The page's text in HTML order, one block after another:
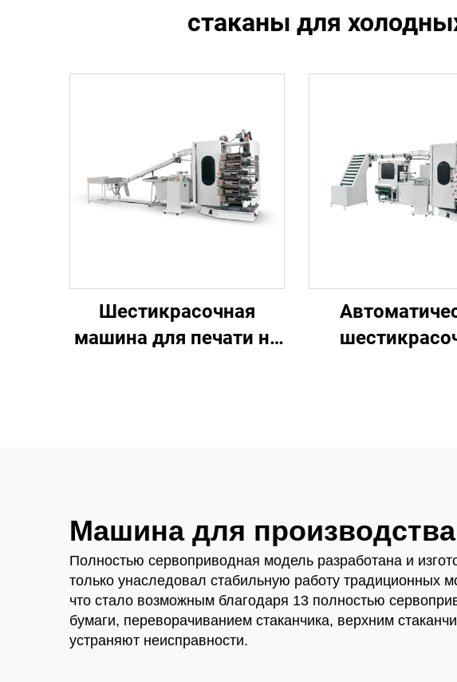
стаканы для
Шестикрасочная
машина для печати на
Машина для
Полностью сервоприводная модель разработана и
только унаследовал стабильную работу традиционных
что стало возможным благодаря 13 полностью
бумаги, переворачиванием стаканчика, верхним
устраняют неисправности.